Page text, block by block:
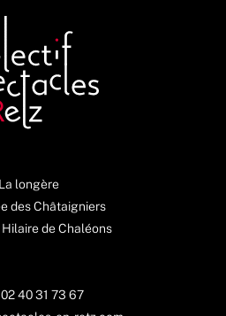
La longère
des Châtaigniers
de Chaléons
02 40 31 73 67